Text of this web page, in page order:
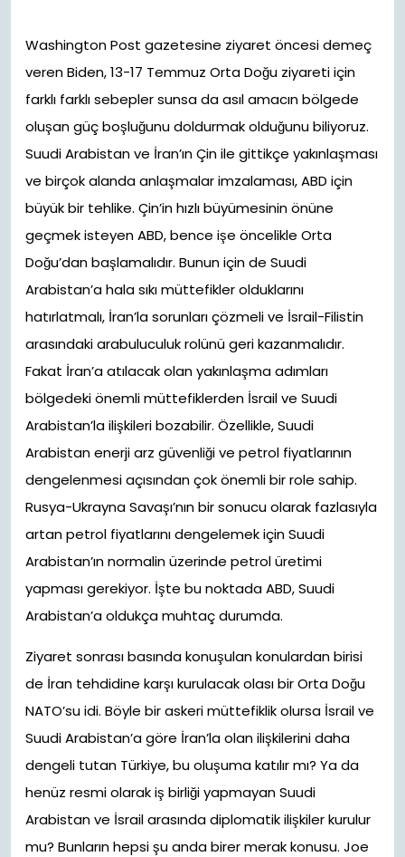
Washington Post gazetesine ziyaret öncesi demeç
veren Biden, 13-17 Temmuz Orta Doğu ziyareti için
farklı farklı sebepler sunsa da asıl amacın bölgede
oluşan güç boşluğunu doldurmak olduğunu biliyoruz.
Suudi Arabistan ve İran’ın Çin ile gittikçe yakınlaşması
ve birçok alanda anlaşmalar imzalaması, ABD için
büyük bir tehlike. Çin’in hızlı büyümesinin önüne
geçmek isteyen ABD, bence işe öncelikle Orta
Doğu’dan başlamalıdır. Bunun için de Suudi
Arabistan’a hala sıkı müttefikler olduklarını
hatırlatmalı, İran’la sorunları çözmeli ve İsrail-Filistin
arasındaki arabuluculuk rolünü geri kazanmalıdır.
Fakat İran’a atılacak olan yakınlaşma adımları
bölgedeki önemli müttefiklerden İsrail ve Suudi
Arabistan’la ilişkileri bozabilir. Özellikle, Suudi
Arabistan enerji arz güvenliği ve petrol fiyatlarının
dengelenmesi açısından çok önemli bir role sahip.
Rusya-Ukrayna Savaşı’nın bir sonucu olarak fazlasıyla
artan petrol fiyatlarını dengelemek için Suudi
Arabistan’ın normalin üzerinde petrol üretimi
yapması gerekiyor. İşte bu noktada ABD, Suudi
Arabistan’a oldukça muhtaç durumda.
Ziyaret sonrası basında konuşulan konulardan birisi
de İran tehdidine karşı kurulacak olası bir Orta Doğu
NATO’su idi. Böyle bir askeri müttefiklik olursa İsrail ve
Suudi Arabistan’a göre İran’la olan ilişkilerini daha
dengeli tutan Türkiye, bu oluşuma katılır mı? Ya da
henüz resmi olarak iş birliği yapmayan Suudi
Arabistan ve İsrail arasında diplomatik ilişkiler kurulur
mu? Bunların hepsi şu anda birer merak konusu. Joe